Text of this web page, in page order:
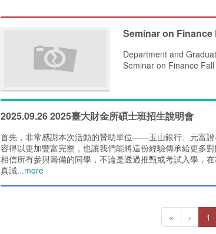
Seminar on Finance
Department and
Seminar on Finance
2025.09.26 2025臺大財金所碩士班招生說明會
首先，非常感謝本次活動的贊助單位——玉山銀行、元富
容得以更加豐富完整，也讓我們能將這份經驗傳承給更多
相信所有參與籌備的同學，不論是透過推甄或考試入學，
真誠...more
« ‹ 1